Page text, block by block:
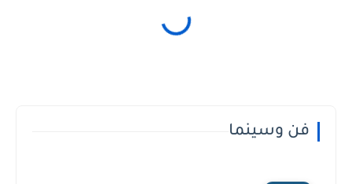
فن وسينما